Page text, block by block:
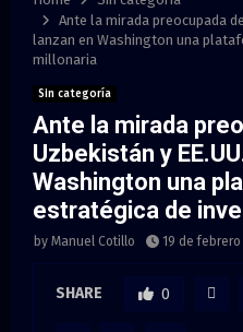
N
U
Ante la mirada preocupada
lanzan en Washington una
millonaria
Sin categoría
Ante la mirada
Uzbekistán y
Washington una
estratégica de
by Manuel Cotillo 19 de febrero
SHARE 0